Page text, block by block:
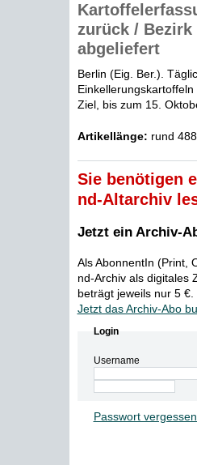
zurück / Bezirk
abgeliefert
Berlin (Eig. Ber.).
Ziel, bis zum 15.
Artikellänge: rund
Sie benötigen
nd-Altarchiv
Jetzt ein Archiv-
Als AbonnentIn (Print,
nd-Archiv als digitales
beträgt jeweils nur 5 €.
Jetzt das Archiv-Abo
Login
Username
Passwort